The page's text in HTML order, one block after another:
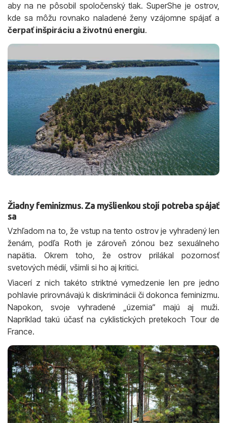
aby na ne pôsobil spoločenský tlak. SuperShe je ostrov,
kde sa môžu rovnako naladené ženy vzájomne spájať a
čerpať inšpiráciu a životnú energiu.
Žiadny feminizmus. Za myšlienkou stojí potreba spájať
sa
Vzhľadom na to, že vstup na tento ostrov je vyhradený len
ženám, podľa Roth je zároveň zónou bez sexuálneho
napätia. Okrem toho, že ostrov prilákal pozornosť
svetových médií, všimli si ho aj kritici.
Viacerí z nich takéto striktné vymedzenie len pre jedno
pohlavie prirovnávajú k diskriminácii či dokonca feminizmu.
Napokon, svoje vyhradené „územia“ majú aj muži.
Napríklad takú účasť na cyklistických pretekoch Tour de
France.